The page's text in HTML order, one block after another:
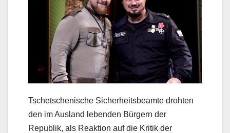
Tschetschenische Sicherheitsbeamte drohten
den im Ausland lebenden Bürgern der
Republik, als Reaktion auf die Kritik der